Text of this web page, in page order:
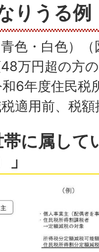
りうる例
色・白色）
万円超の方
6年度住民税
適用前、税
帯に属し